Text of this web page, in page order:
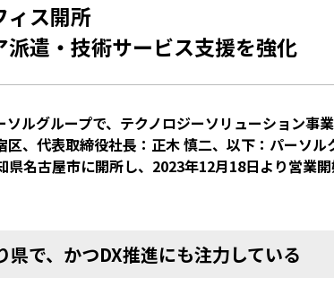
ィス開所
遣・技術サービス支援を強化
ルグループで、テクノロジーソリューション事
、代表取締役社長：正木 慎二、以下：パーソル
名古屋市に開所し、2023年12月18日より営業開
で、かつDX推進にも注力している